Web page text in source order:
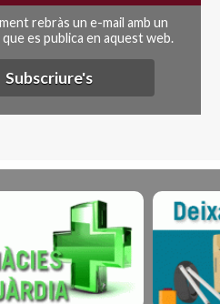
rebràs un e-mail amb un
es publica en aquest web.
Subscriure's